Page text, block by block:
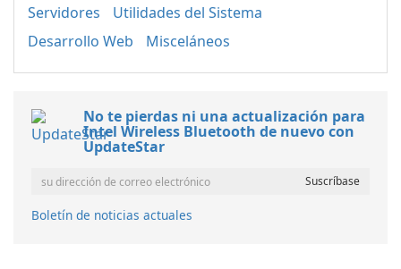
Servidores
Utilidades del Sistema
Desarrollo Web
Misceláneos
No te pierdas ni una actualización para
Intel Wireless Bluetooth de nuevo con
UpdateStar
Boletín de noticias actuales